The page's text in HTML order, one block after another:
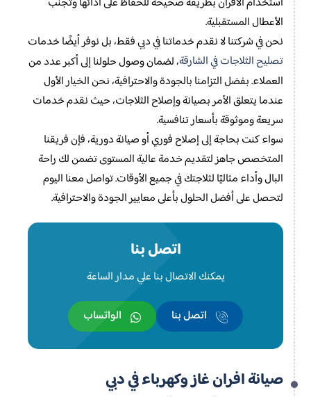
الأعطال المستقبلية.
نحن في شركتنا لا نقدم خدماتنا في دبي فقط، بل نوفر أيضًا خدمات
تصليح الثلاجات في الشارقة، لضمان وصول حلولنا إلى أكبر عدد من
العملاء. بفضل التزامنا بالجودة والاحترافية، نحن الخيار الأول
عندما يتعلق الأمر بصيانة وإصلاح الثلاجات، حيث نقدم خدمات
سريعة وموثوقة بأسعار تنافسية.
سواء كنت بحاجة إلى إصلاح فوري أو صيانة دورية، فإن فريقنا
المتخصص جاهز لتقديم خدمة عالية المستوى تضمن لك راحة
البال وأداء مثاليًا لثلاجتك في جميع الأوقات. تواصل معنا اليوم
لتحصل على أفضل الحلول بأعلى معايير الجودة والاحترافية.
اتصل بنا
يمكنك الاتصال بنا علي مدار الساعة
اتصل بنا الواتساب
صيانة افران غاز وكهرباء في دبي